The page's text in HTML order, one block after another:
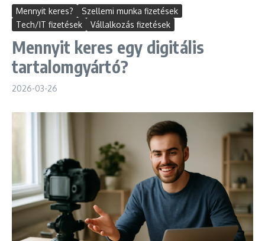
Mennyit keres?
Szellemi munka fizetések
Tech/IT fizetések
Vállalkozás fizetések
Mennyit keres egy digitális
tartalomgyártó?
2026-03-26